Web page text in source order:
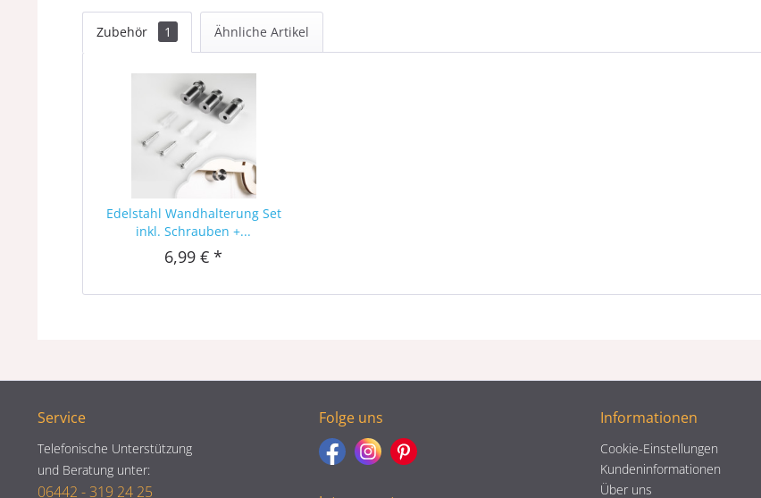
Zubehör 1 Ähnliche Artikel
Edelstahl Wandhalterung Set
inkl. Schrauben +...
6,99 € *
Service
Telefonische Unterstützung
und Beratung unter:
06442 - 319 24 25
Folge uns Informationen
Cookie-Einstellungen
Kundeninformationen
Über uns